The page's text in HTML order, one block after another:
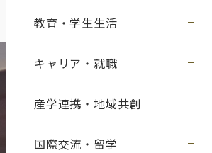
教育・学生生活
キャリア・就職
産学連携・地域共創
国際交流・留学